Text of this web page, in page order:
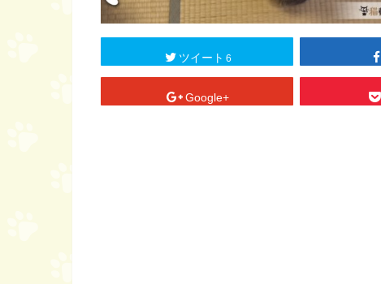
ツイート 6
Google+